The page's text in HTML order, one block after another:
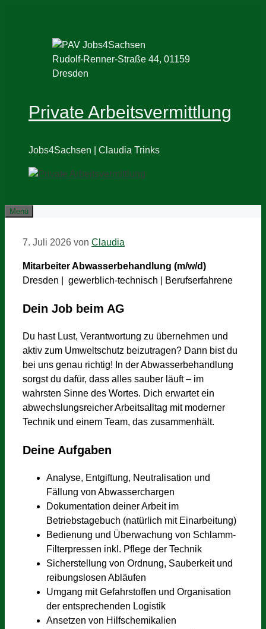
Rudolf-Renner-Straße 44, 01159
Dresden
Private Arbeitsvermittlung
Jobs4Sachsen | Claudia Trinks
Menü
7. Juli 2026 von Claudia
Mitarbeiter Abwasserbehandlung (m/w/d)
Dresden | gewerblich-technisch | Berufserfahrene
Dein Job beim AG
Du hast Lust, Verantwortung zu übernehmen und
aktiv zum Umweltschutz beizutragen? Dann bist du
bei uns genau richtig! In der Abwasserbehandlung
sorgst du dafür, dass alles sauber läuft – im
wahrsten Sinne des Wortes. Dich erwartet ein
abwechslungsreicher Arbeitsalltag mit moderner
Technik und einem Team, das zusammenhält.
Deine Aufgaben
Analyse, Entgiftung, Neutralisation und
Fällung von Abwasserchargen
Dokumentation deiner Arbeit im
Betriebstagebuch (natürlich mit Einarbeitung)
Bedienung und Überwachung von Schlamm-
Filterpressen inkl. Pflege der Technik
Sicherstellung von Ordnung, Sauberkeit und
reibungslosen Abläufen
Umgang mit Gefahrstoffen und Organisation
der entsprechenden Logistik
Ansetzen von Hilfschemikalien